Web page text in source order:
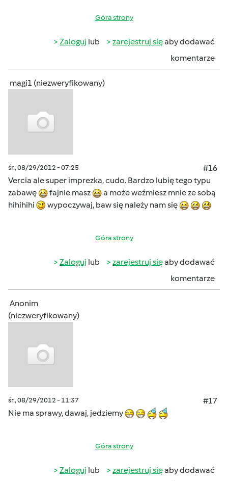
Góra strony
Zaloguj lub zarejestruj sięaby dodawać
komentarze
magi1 (niezweryfikowany)
śr., 08/29/2012 - 07:25
#16
Vercia ale super imprezka, cudo. Bardzo lubię tego typu
zabawę
fajnie masz
a może weźmiesz mnie ze sobą
hihihihi
wypoczywaj, baw się należy nam się
Góra strony
Zaloguj lub zarejestruj sięaby dodawać
komentarze
Anonim
(niezweryfikowany)
śr., 08/29/2012 - 11:37
#17
Nie ma sprawy, dawaj, jedziemy
Góra strony
Zaloguj lub zarejestruj sięaby dodawać